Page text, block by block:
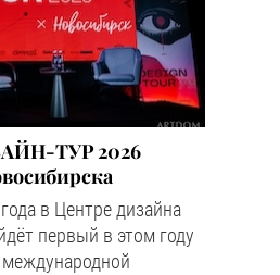
ТУР 2026
в Центре дизайна
первый в этом году